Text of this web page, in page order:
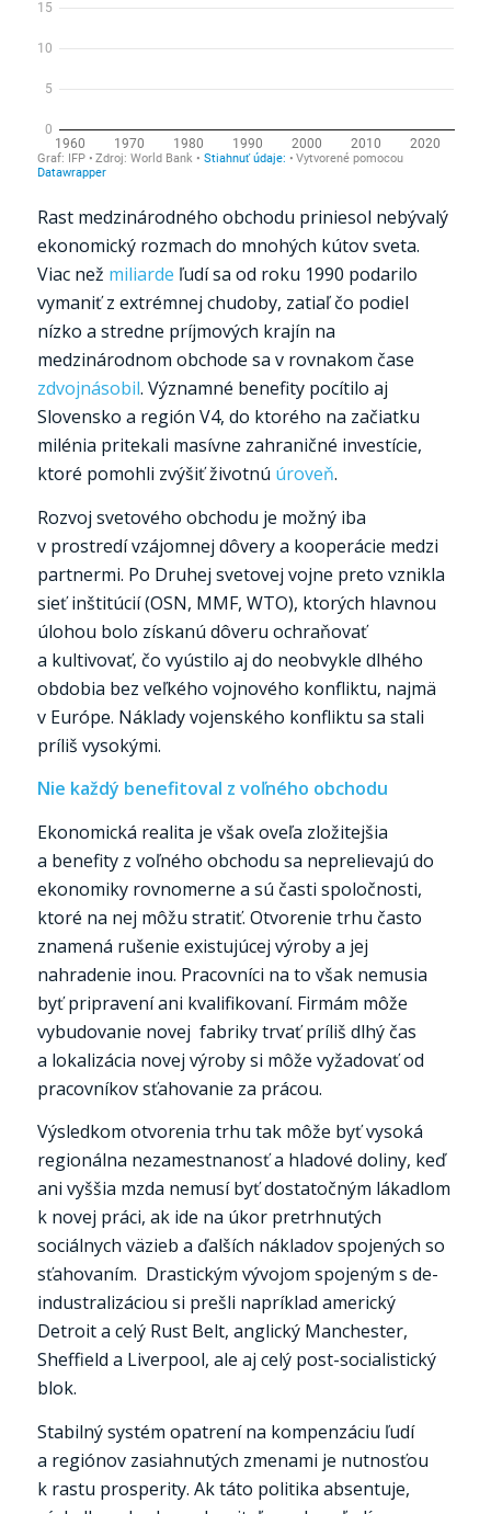
Rast medzinárodného obchodu priniesol nebývalý
ekonomický rozmach do mnohých kútov sveta.
Viac než miliarde ľudí sa od roku 1990 podarilo
vymaniť z extrémnej chudoby, zatiaľ čo podiel
nízko a stredne príjmových krajín na
medzinárodnom obchode sa v rovnakom čase
zdvojnásobil. Významné benefity pocítilo aj
Slovensko a región V4, do ktorého na začiatku
milénia pritekali masívne zahraničné investície,
ktoré pomohli zvýšiť životnú úroveň.
Rozvoj svetového obchodu je možný iba
v prostredí vzájomnej dôvery a kooperácie medzi
partnermi. Po Druhej svetovej vojne preto vznikla
sieť inštitúcií (OSN, MMF, WTO), ktorých hlavnou
úlohou bolo získanú dôveru ochraňovať
a kultivovať, čo vyústilo aj do neobvykle dlhého
obdobia bez veľkého vojnového konfliktu, najmä
v Európe. Náklady vojenského konfliktu sa stali
príliš vysokými.
Nie každý benefitoval z voľného obchodu
Ekonomická realita je však oveľa zložitejšia
a benefity z voľného obchodu sa neprelievajú do
ekonomiky rovnomerne a sú časti spoločnosti,
ktoré na nej môžu stratiť. Otvorenie trhu často
znamená rušenie existujúcej výroby a jej
nahradenie inou. Pracovníci na to však nemusia
byť pripravení ani kvalifikovaní. Firmám môže
vybudovanie novej fabriky trvať príliš dlhý čas
a lokalizácia novej výroby si môže vyžadovať od
pracovníkov sťahovanie za prácou.
Výsledkom otvorenia trhu tak môže byť vysoká
regionálna nezamestnanosť a hladové doliny, keď
ani vyššia mzda nemusí byť dostatočným lákadlom
k novej práci, ak ide na úkor pretrhnutých
sociálnych väzieb a ďalších nákladov spojených so
sťahovaním. Drastickým vývojom spojeným s de-
industralizáciou si prešli napríklad americký
Detroit a celý Rust Belt, anglický Manchester,
Sheffield a Liverpool, ale aj celý post-socialistický
blok.
Stabilný systém opatrení na kompenzáciu ľudí
a regiónov zasiahnutých zmenami je nutnosťou
k rastu prosperity. Ak táto politika absentuje,